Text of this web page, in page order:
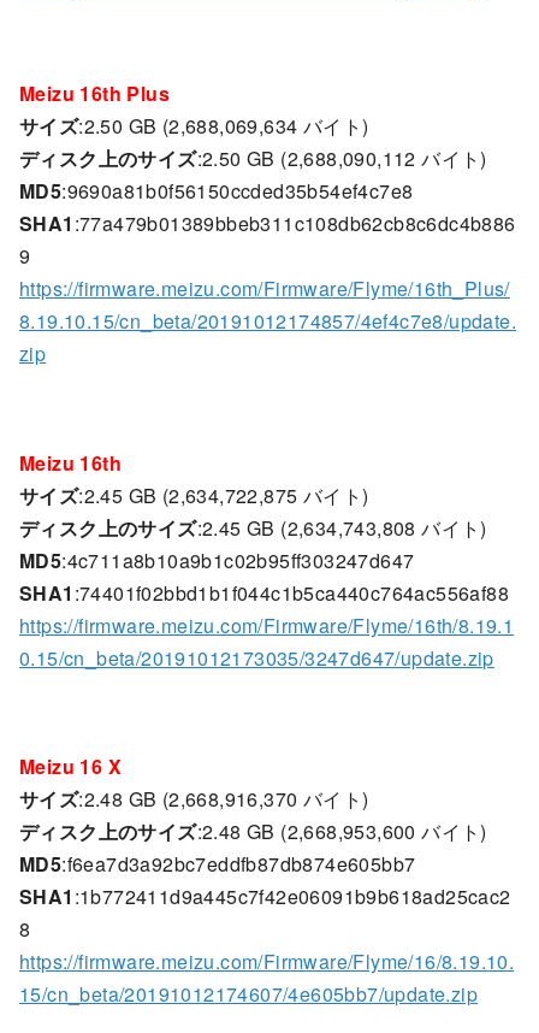
Meizu 16th Plus
サイズ:2.50 GB (2,688,069,634 バイト)
ディスク上のサイズ:2.50 GB (2,688,090,112 バイト)
MD5:9690a81b0f56150ccded35b54ef4c7e8
SHA1 :77a479b01389bbeb311c108db62cb8c6dc4b886
9
https://firmware.meizu.com/Firmware/Flyme/16th_Plus/
8.19.10.15/cn_beta/20191012174857/4ef4c7e8/update.
zip
Meizu 16th
サイズ:2.45 GB (2,634,722,875 バイト)
ディスク上のサイズ:2.45 GB (2,634,743,808 バイト)
MD5:4c711a8b10a9b1c02b95ff303247d647
SHA1 :74401f02bbd1b1f044c1b5ca440c764ac556af88
https://firmware.meizu.com/Firmware/Flyme/16th/8.19.1
0.15/cn_beta/20191012173035/3247d647/update.zip
Meizu 16 X
サイズ:2.48 GB (2,668,916,370 バイト)
ディスク上のサイズ:2.48 GB (2,668,953,600 バイト)
MD5:f6ea7d3a92bc7eddfb87db874e605bb7
SHA1 :1b772411d9a445c7f42e06091b9b618ad25cac2
8
https://firmware.meizu.com/Firmware/Flyme/16/8.19.10.
15/cn_beta/20191012174607/4e605bb7/update.zip